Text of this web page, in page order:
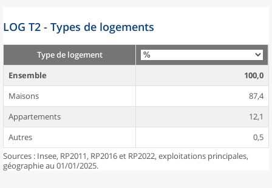
LOG T2 - Types de logements
Type de logement
Ensemble
100,0
Maisons
87,4
Appartements
12,1
Autres
0,5
Sources : Insee, RP2011, RP2016 et RP2022, exploitations principales,
géographie au 01/01/2025.